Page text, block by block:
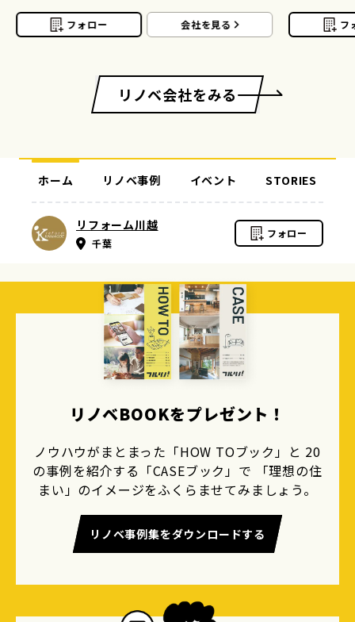
ノトーン/ミニマム/その他
フォロー 会社を見る フ
リノベ会社をみる
リフォーム川越
千葉
フォロー
ホーム リノベ事例 イベント STORIES
リノベBOOKをプレゼント！
ノウハウがまとまった「HOW TOブック」と 20
の事例を紹介する「CASEブック」で 「理想の住
まい」のイメージをふくらませてみましょう。
リノベ事例集をダウンロードする